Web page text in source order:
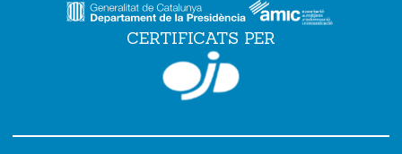
CERTIFICATS PER